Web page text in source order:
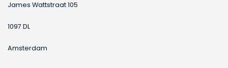
James Wattstraat 105
1097 DL
Amsterdam